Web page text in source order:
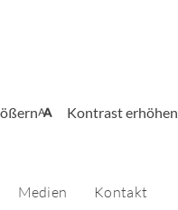
Kontrast erhöhen
Medien
Kontakt